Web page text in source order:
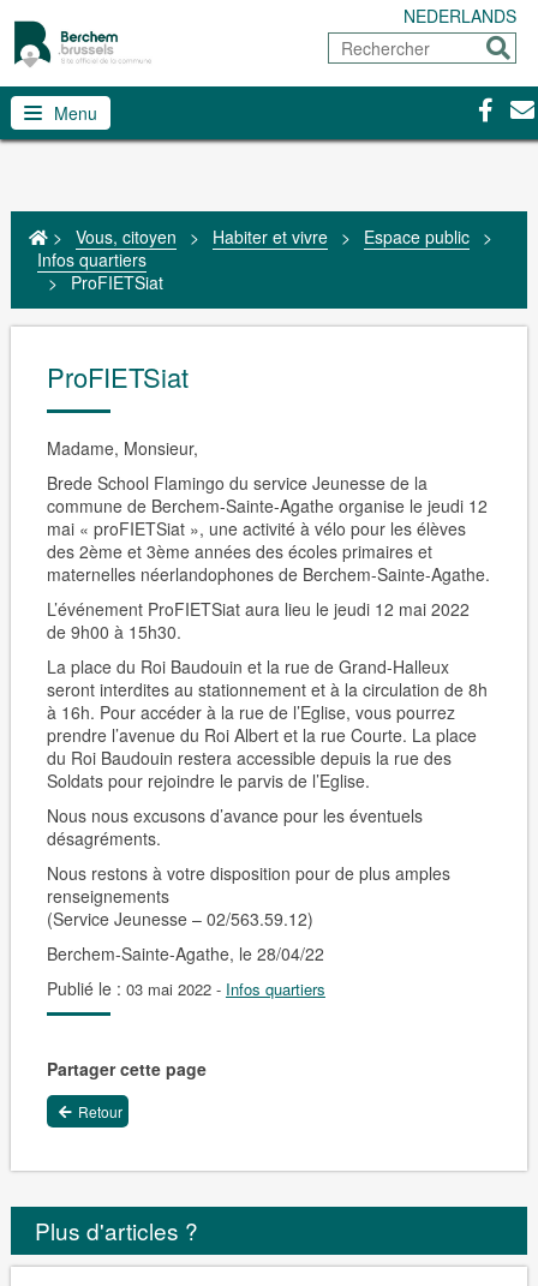
NEDERLANDS
Rechercher
Menu
> Vous, citoyen > Habiter et vivre > Espace public
>
Infos quartiers
>
ProFIETSiat
ProFIETSiat
Madame, Monsieur,
Brede School Flamingo du service Jeunesse de la
commune de Berchem-Sainte-Agathe organise le jeudi 12
mai « proFIETSiat», une activité à vélo pour les élèves
des 2ème et 3ème années des écoles primaires et
maternelles néerlandophones de Berchem-Sainte-Agathe.
L’événement ProFIETSiat aura lieu le jeudi 12 mai 2022
de 9h00 à 15h30.
La place du Roi Baudouin et la rue de Grand-Halleux
seront interdites au stationnement et à la circulation de 8h
à 16h. Pour accéder à la rue de l’Eglise, vous pourrez
prendre l’avenue du Roi Albert et la rue Courte. La place
du Roi Baudouin restera accessible depuis la rue des
Soldats pour rejoindre le parvis de l’Eglise.
Nous nous excusons d’avance pour les éventuels
désagréments.
Nous restons à votre disposition pour de plus amples
renseignements
(Service Jeunesse – 02/563.59.12)
Berchem-Sainte-Agathe, le 28/04/22
Publié le : 03 mai 2022 - Infos quartiers
Partager cette page
Retour
Plus d'articles ?